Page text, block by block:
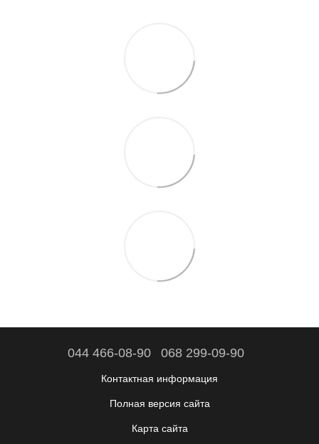
044 466-08-90 068 299-09-90
Контактная информация
Полная версия сайта
Карта сайта